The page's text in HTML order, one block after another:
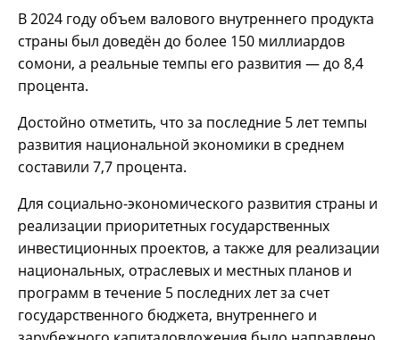
В 2024 году объем валового внутреннего продукта
страны был доведён до более 150 миллиардов
сомони, а реальные темпы его развития — до 8,4
процента.
Достойно отметить, что за последние 5 лет темпы
развития национальной экономики в среднем
составили 7,7 процента.
Для социально-экономического развития страны и
реализации приоритетных государственных
инвестиционных проектов, а также для реализации
национальных, отраслевых и местных планов и
программ в течение 5 последних лет за счет
государственного бюджета, внутреннего и